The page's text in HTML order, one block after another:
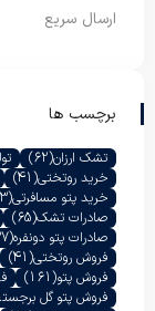
ارسال سریع
برچسب ها
تشک ارزان(62)
خرید روتختی(41)
خرید پتو مسافرتی(43)
صادرات تشک(65)
صادرات پتو دونفره(37)
فروش روتختی(41)
فروش پتو(161)
فروش پتو گل